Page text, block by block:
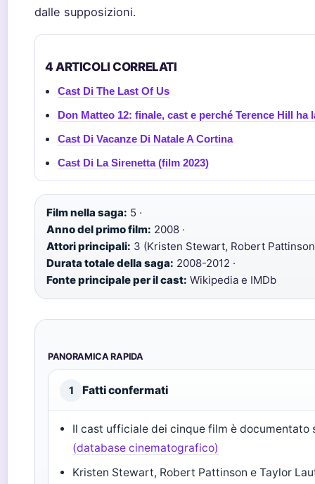
dalle supposizioni.
4 ARTICOLI CORRELATI
Cast Di The Last Of Us
Don Matteo 12: finale, cast e perché Terence Hill ha
Cast Di Vacanze Di Natale A Cortina
Cast Di La Sirenetta (film 2023)
Film nella saga: 5 ·
Anno del primo film: 2008 ·
Attori principali: 3 (Kristen Stewart, Robert
Durata totale della saga: 2008-2012 ·
Fonte principale per il cast: Wikipedia e IMDb
PANORAMICA RAPIDA
1 Fatti confermati
Il cast ufficiale dei cinque film è documentato
(database cinematografico)
Kristen Stewart, Robert Pattinson e Taylor